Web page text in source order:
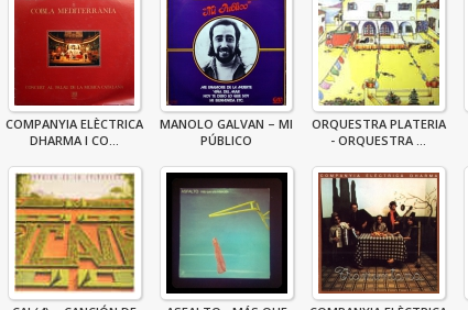
COMPANYIA ELÈCTRICA
DHARMA I CO...
MANOLO GALVAN – MI
PÚBLICO
ORQUESTRA PLATERIA
- ORQUESTRA ...